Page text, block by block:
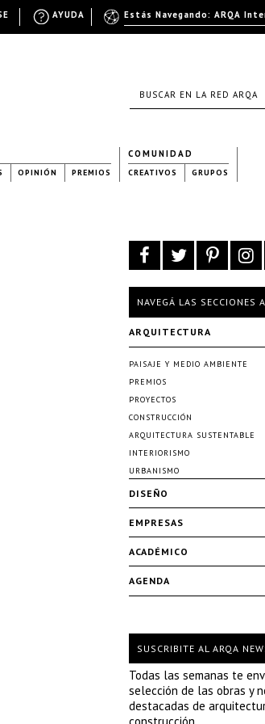
OPINIÓN PREMIOS
COMUNIDAD
CREATIVOS GRUPOS
NAVEGÁ LAS SECCIONES
ARQUITECTURA
PAISAJE Y MEDIO AMBIENTE
PREMIOS
PROYECTOS
CONSTRUCCIÓN
ARQUITECTURA SUSTENTABLE
INTERIORISMO
URBANISMO
DISEÑO
EMPRESAS
ACADÉMICO
AGENDA
SUSCRIBITE AL ARQA
Todas las semanas te
selección de las obras y
destacadas de
Estás Navegando: ARQA
AYUDA